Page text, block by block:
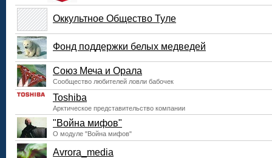
Оккультное Общество Туле
Фонд поддержки белых медведей
Союз Меча и Орала
Сообщество любителей ловли бабочек
Toshiba
Арктическое представительство компании
"Война мифов"
О модуле "Война мифов"
Avrora_media